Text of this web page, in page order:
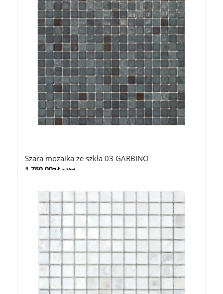
Szara mozaika ze szkła 03 GARBINO
1.750,00zł z Vat